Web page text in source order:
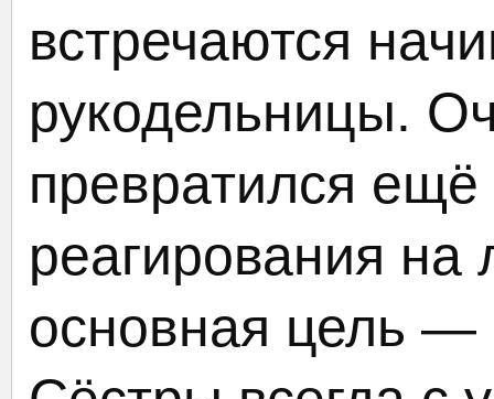
встречаются
рукодельницы.
превратился ещё
реагирования
основная цель —